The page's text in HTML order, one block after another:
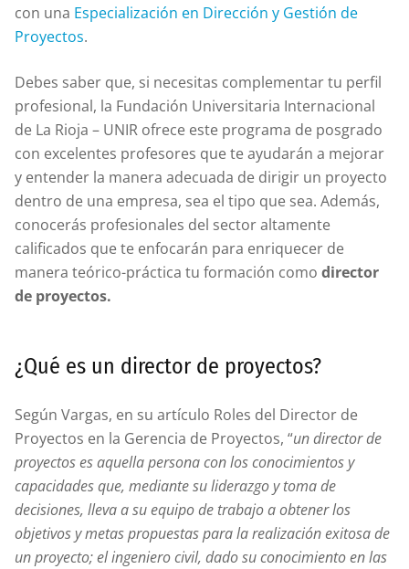
con una Especialización en Dirección y Gestión de
Proyectos.
Debes saber que, si necesitas complementar tu perfil
profesional, la Fundación Universitaria Internacional
de La Rioja – UNIR ofrece este programa de posgrado
con excelentes profesores que te ayudarán a mejorar
y entender la manera adecuada de dirigir un proyecto
dentro de una empresa, sea el tipo que sea. Además,
conocerás profesionales del sector altamente
calificados que te enfocarán para enriquecer de
manera teórico-práctica tu formación como director
de proyectos.
¿Qué es un director de proyectos?
Según Vargas, en su artículo Roles del Director de
Proyectos en la Gerencia de Proyectos, “un director de
proyectos es aquella persona con los conocimientos y
capacidades que, mediante su liderazgo y toma de
decisiones, lleva a su equipo de trabajo a obtener los
objetivos y metas propuestas para la realización exitosa de
un proyecto; el ingeniero civil, dado su conocimiento en las